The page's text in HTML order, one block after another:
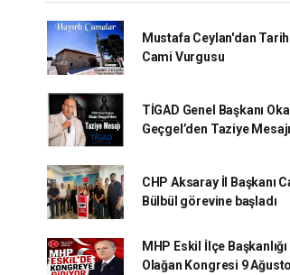
Mustafa Ceylan'dan
Cami Vurgusu
TİGAD Genel Başkanı
Geçgel’den Taziye Mesajı
CHP Aksaray İl Başkanı
Bülbül görevine başladı
MHP Eskil İlçe Başkanlığı
Olağan Kongresi 9